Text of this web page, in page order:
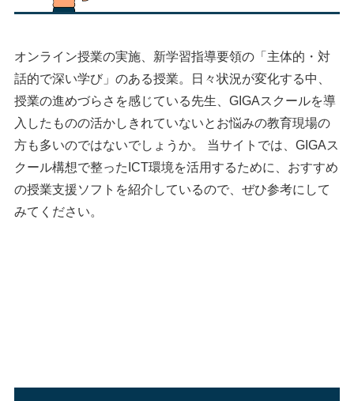
オンライン授業の実施、新学習指導要領の「主体的・対
話的で深い学び」のある授業。日々状況が変化する中、
授業の進めづらさを感じている先生、GIGAスクールを導
入したものの活かしきれていないとお悩みの教育現場の
方も多いのではないでしょうか。 当サイトでは、GIGAス
クール構想で整ったICT環境を活用するために、おすすめ
の授業支援ソフトを紹介しているので、ぜひ参考にして
みてください。